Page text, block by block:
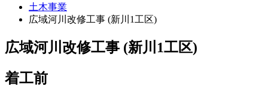
土木事業
広域河川改修工事 (新川1工区)
広域河川改修工事 (新川1工区)
着工前